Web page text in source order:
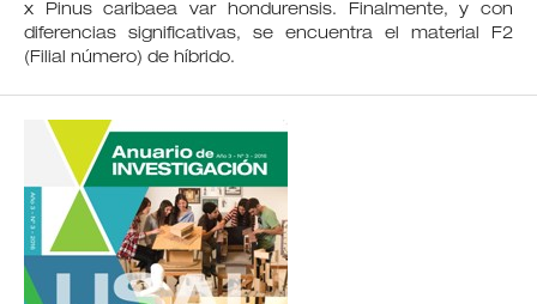
x Pinus caribaea var hondurensis. Finalmente, y con
diferencias significativas, se encuentra el material F2
(Filial número) de híbrido.